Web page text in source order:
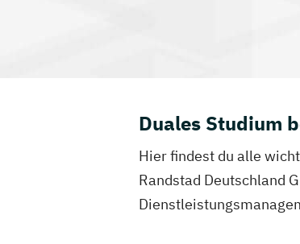
Duales Studium
Hier findest du alle
Randstad Deutschland